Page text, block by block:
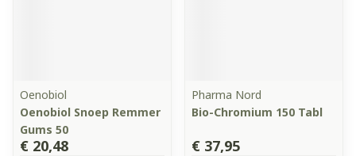
Oenobiol
Oenobiol Snoep Remmer
Gums 50
€ 20,48
Pharma Nord
Bio-Chromium 150 Tabl
€ 37,95